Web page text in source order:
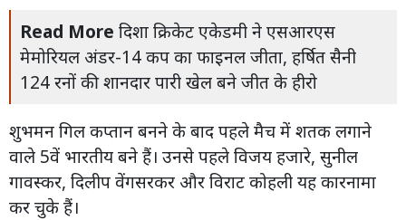
Read More दिशा क्रिकेट एकेडमी ने एसआरएस
मेमोरियल अंडर-14 कप का फाइनल जीता, हर्षित सैनी
124 रनों की शानदार पारी खेल बने जीत के हीरो
शुभमन गिल कप्तान बनने के बाद पहले मैच में शतक लगाने
वाले 5वें भारतीय बने हैं। उनसे पहले विजय हजारे, सुनील
गावस्कर, दिलीप वेंगसरकर और विराट कोहली यह कारनामा
कर चुके हैं।